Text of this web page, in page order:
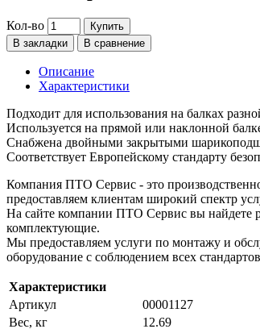
Кол-во
Купить
В закладки
В сравнение
Описание
Характеристики
Подходит для использования на балках
Используется на прямой или наклонной
Снабжена двойными закрытыми
Соответствует Европейскому стандарту
Компания ПТО Сервис - это
предоставляем клиентам широкий спектр
На сайте компании ПТО Сервис вы найдете
комплектующие.
Мы предоставляем услуги по монтажу и
оборудование с соблюдением всех
Характеристики
Артикул
00001127
Вес, кг
12.69